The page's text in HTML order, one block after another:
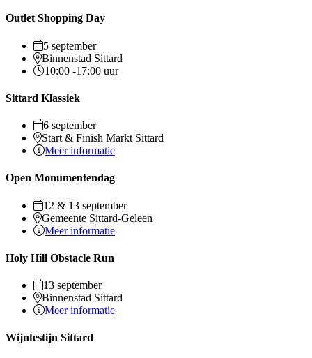
Outlet Shopping Day
5 september
Binnenstad Sittard
10:00 -17:00 uur
Sittard Klassiek
6 september
Start & Finish Markt Sittard
Meer informatie
Open Monumentendag
12 & 13 september
Gemeente Sittard-Geleen
Meer informatie
Holy Hill Obstacle Run
13 september
Binnenstad Sittard
Meer informatie
Wijnfestijn Sittard